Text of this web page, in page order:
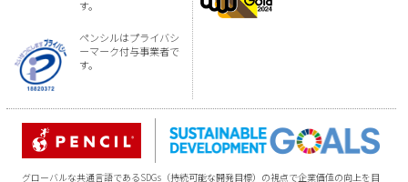
す。
ペンシルはプライバシ
ーマーク付与事業者で
す。
グローバルな共通言語であるSDGs（持続可能な開発目標）の視点で企業価値の向上を目